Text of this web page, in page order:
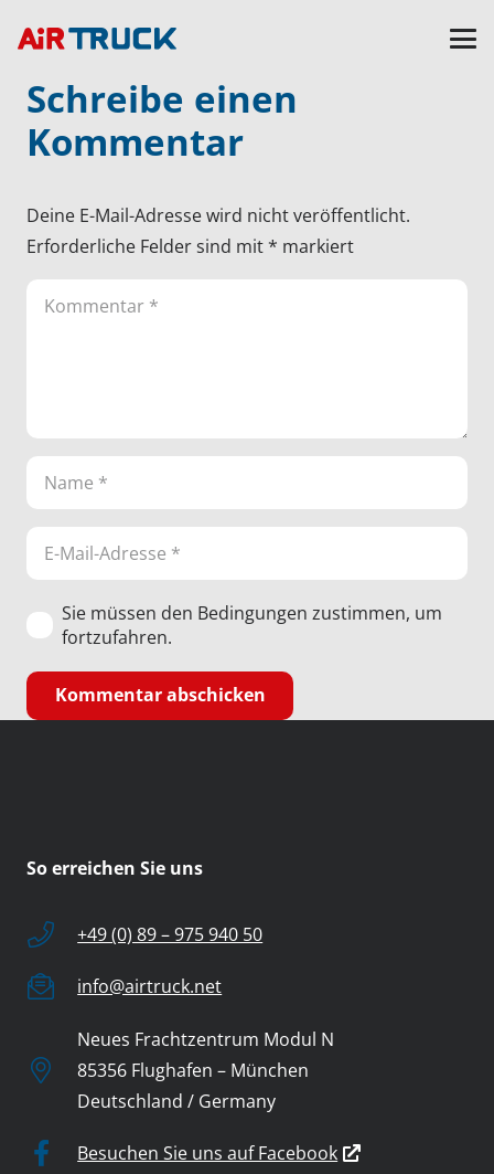
Schreibe einen
Kommentar
Deine E-Mail-Adresse wird nicht veröffentlicht.
Erforderliche Felder sind mit* markiert
Sie müssen den Bedingungen zustimmen, um
fortzufahren.
Kommentar abschicken
So erreichen Sie uns
+49 (0) 89 – 975 940 50
info@airtruck.net
Neues Frachtzentrum Modul N
85356 Flughafen – München
Deutschland / Germany
Besuchen Sie uns auf Facebook